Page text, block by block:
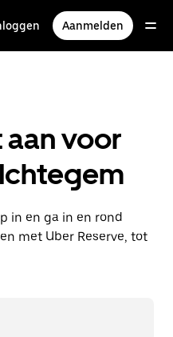
Aanmelden
voor
in en ga in en rond
met Uber Reserve, tot